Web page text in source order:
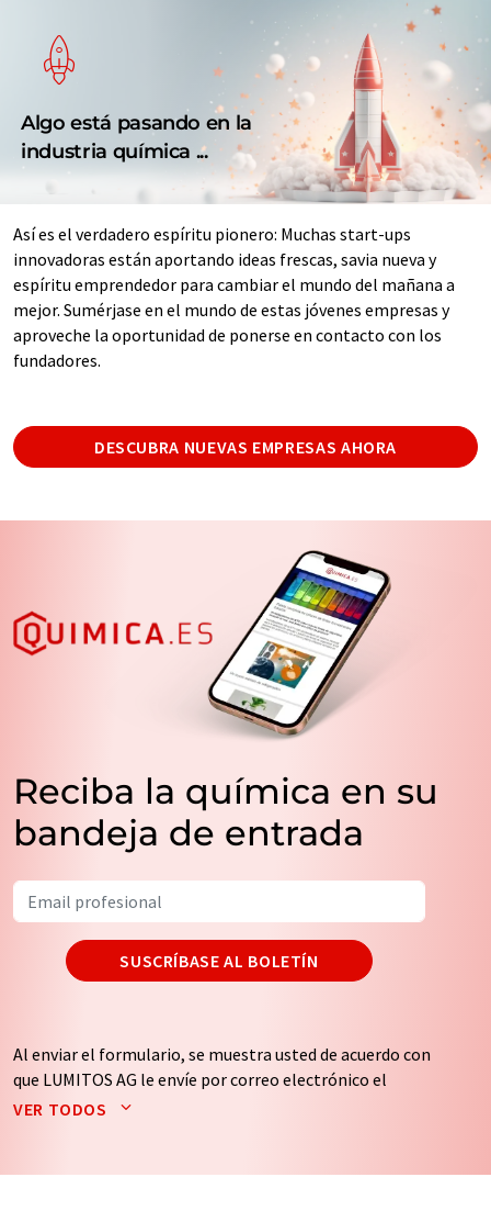
Algo está pasando en la
industria química ...
Así es el verdadero espíritu pionero: Muchas start-ups
innovadoras están aportando ideas frescas, savia nueva y
espíritu emprendedor para cambiar el mundo del mañana a
mejor. Sumérjase en el mundo de estas jóvenes empresas y
aproveche la oportunidad de ponerse en contacto con los
fundadores.
DESCUBRA NUEVAS EMPRESAS AHORA
Reciba la química en su
bandeja de entrada
SUSCRÍBASE AL BOLETÍN
Al enviar el formulario, se muestra usted de acuerdo con
que LUMITOS AG le envíe por correo electrónico el
boletín o boletines seleccionados anteriormente. Sus
de nuestrapolítica de protección de datos. LUMITOS
VER TODOS